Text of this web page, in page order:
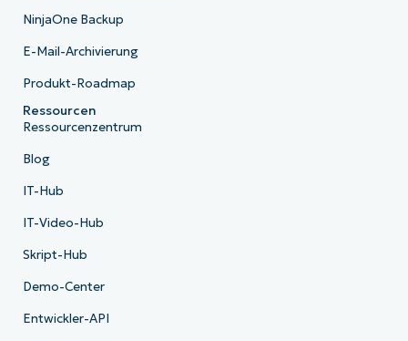
NinjaOne Backup
E-Mail-Archivierung
Produkt-Roadmap
Ressourcen
Ressourcenzentrum
Blog
IT-Hub
IT-Video-Hub
Skript-Hub
Demo-Center
Entwickler-API